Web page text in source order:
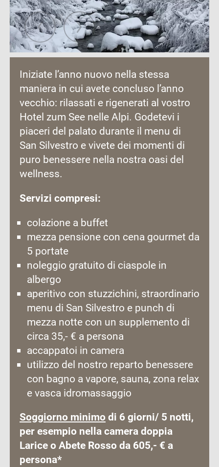
Iniziate l’anno nuovo nella stessa
maniera in cui avete concluso l’anno
vecchio: rilassati e rigenerati al vostro
Hotel zum See nelle Alpi. Godetevi i
piaceri del palato durante il menu di
San Silvestro e vivete dei momenti di
puro benessere nella nostra oasi del
wellness.
Servizi compresi:
colazione a buffet
mezza pensione con cena gourmet da
5 portate
noleggio gratuito di ciaspole in
albergo
aperitivo con stuzzichini, straordinario
menu di San Silvestro e punch di
mezza notte con un supplemento di
circa 35,- € a persona
accappatoi in camera
utilizzo del nostro reparto benessere
con bagno a vapore, sauna, zona relax
e vasca idromassaggio
Soggiorno minimo di 6 giorni/ 5 notti,
per esempio nella camera doppia
Larice o Abete Rosso da 605,- € a
persona*